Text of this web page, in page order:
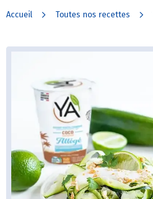
Accueil Toutes nos recettes